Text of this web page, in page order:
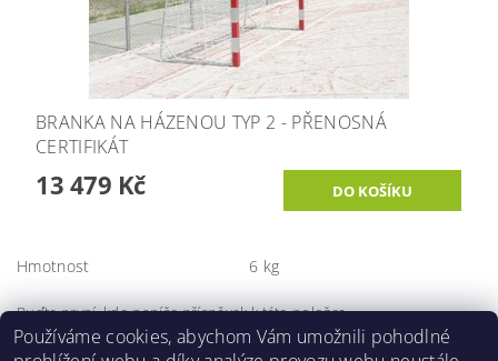
BRANKA NA HÁZENOU TYP 2 - PŘENOSNÁ
CERTIFIKÁT
13 479 Kč
Hmotnost 6 kg
Buďte první, kdo napíše příspěvek k této položce.
Přidat komentář
Používáme cookies, abychom Vám umožnili pohodlné